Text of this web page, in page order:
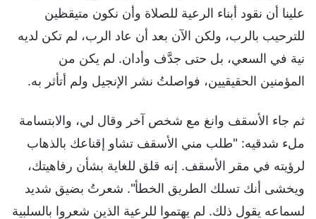
علينا أن نقود أبناء الرعية للصلاة وأن نكون متيقظين
للترحيب بالرب، ولكن الآن بعد أن عاد الرب، لم تكن لديه
نية في السعي، بل حتى جدَّف وأدان. لم يكن من
المؤمنين الحقيقيين، فواصلتُ نشر الإنجيل ولم أتأثر به.
ثم جاء الأسقف وانغ مع شخص آخر وقال لي، والابتسامة
ملء شدقيه: "طلب مني الأسقف تشاو إقناعك بالذهاب
لرؤيته في مقر الأسقف. إنه قلق للغاية بشأن رفاهيتك،
ويخشى أنك تسلك الطريق الخطأ". شعرتُ بضيق شديد
لسماعه يقول ذلك. لم يهتموا للرعية الذين شعروا بالسلبية